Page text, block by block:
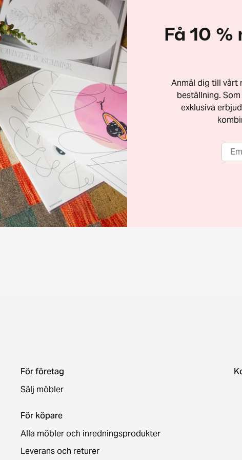
Få 10
Anmäl dig till vårt
beställning.
exklusiva
För företag
Sälj möbler
För köpare
Alla möbler och inredningsprodukter
Leverans och returer